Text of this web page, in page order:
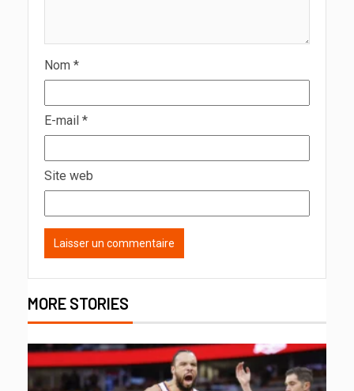
Nom *
E-mail *
Site web
MORE STORIES